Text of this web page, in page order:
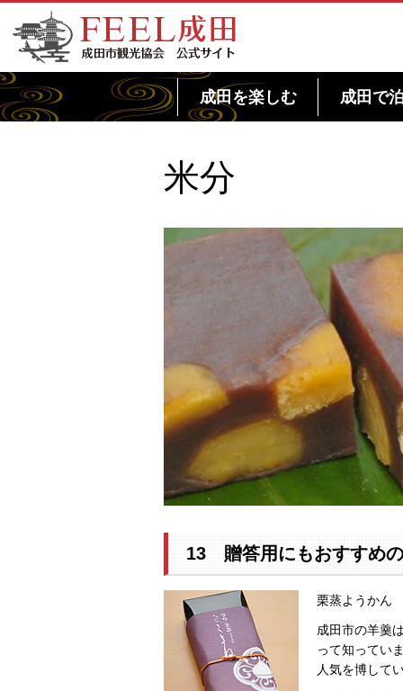
FEEL成田 成田市観光協会 公式サイト
成田を楽しむ 成田で
米分
13 贈答用にもおすすめ
栗蒸ようかん
成田市の羊羹
って知ってい
人気を博して